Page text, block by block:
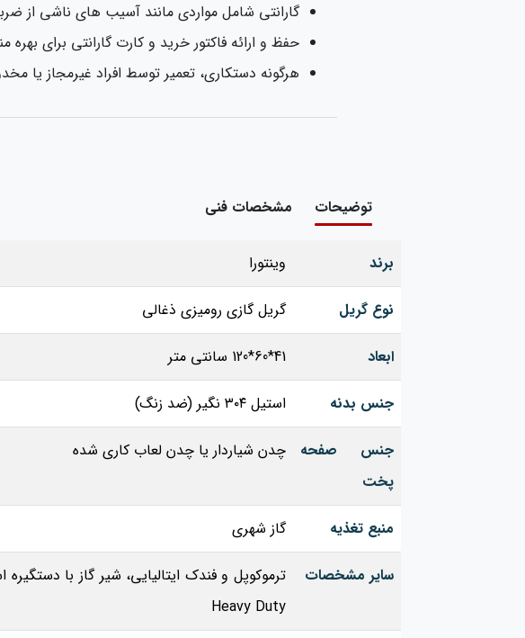
گارانتی شامل مواردی مانند آسیب‌ های ناشی از
حفظ و ارائه فاکتور خرید و کارت گارانتی برای
هرگونه دستکاری، تعمیر توسط افراد غیرمجاز یا
توضیحات مشخصات فنی
برند وینتورا
نوع گریل گریل گازی رومیزی ذغالی
ابعاد 41*60*120 سانتی متر
جنس بدنه استیل ۳۰۴ نگیر (ضد زنگ)
جنس صفحه
پخت
چدن شیاردار یا چدن لعاب‌ کاری شده
منبع تغذیه گاز شهری
سایر مشخصات
ترموکوپل و فندک ایتالیایی، شیر گاز با
Heavy Duty